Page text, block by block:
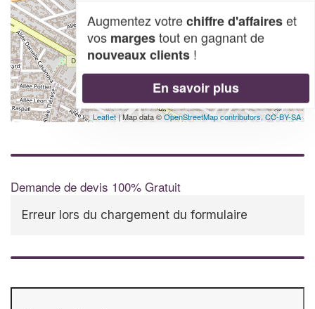
Leaflet| Map data ©OpenStreetMap contributors, CC-BY-SA
Demande de devis 100% Gratuit
Erreur lors du chargement du formulaire
Augmentez votrechiffre d'affaireset
vos margestout en gagnant de
nouveaux clients !
En savoir plus